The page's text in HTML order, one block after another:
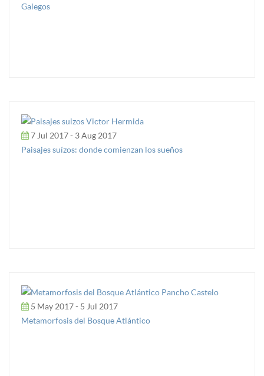
Galegos
7 Jul 2017 - 3 Aug 2017
Paisajes suízos: donde comienzan los sueños
5 May 2017 - 5 Jul 2017
Metamorfosis del Bosque Atlántico